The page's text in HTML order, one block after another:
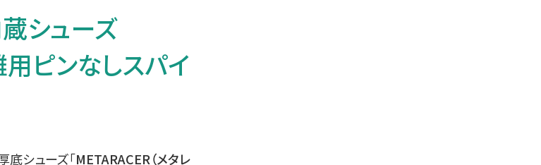
シューズ
用ピンなしスパイ
底シューズ「METARACER（メタレ